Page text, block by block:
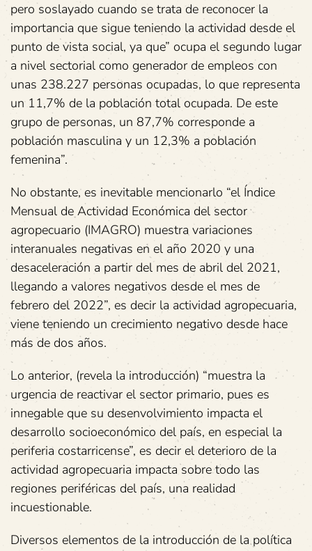
pero soslayado cuando se trata de reconocer la
importancia que sigue teniendo la actividad desde el
punto de vista social, ya que” ocupa el segundo lugar
a nivel sectorial como generador de empleos con
unas 238.227 personas ocupadas, lo que representa
un 11,7% de la población total ocupada. De este
grupo de personas, un 87,7% corresponde a
población masculina y un 12,3% a población
femenina”.
No obstante, es inevitable mencionarlo “el Índice
Mensual de Actividad Económica del sector
agropecuario (IMAGRO) muestra variaciones
interanuales negativas en el año 2020 y una
desaceleración a partir del mes de abril del 2021,
llegando a valores negativos desde el mes de
febrero del 2022”, es decir la actividad agropecuaria,
viene teniendo un crecimiento negativo desde hace
más de dos años.
Lo anterior, (revela la introducción) “muestra la
urgencia de reactivar el sector primario, pues es
innegable que su desenvolvimiento impacta el
desarrollo socioeconómico del país, en especial la
periferia costarricense”, es decir el deterioro de la
actividad agropecuaria impacta sobre todo las
regiones periféricas del país, una realidad
incuestionable.
Diversos elementos de la introducción de la política